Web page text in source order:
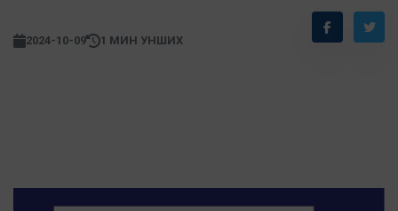
2024-10-09 1 МИН УНШИХ